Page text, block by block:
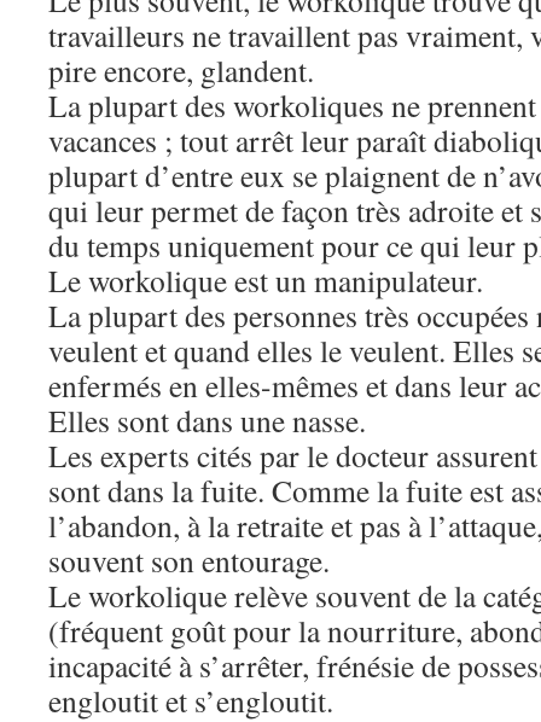
travailleurs ne travaillent pas vraiment,
pire encore, glandent.
La plupart des workoliques ne
vacances ; tout arrêt leur paraît
plupart d’entre eux se plaignent de
qui leur permet de façon très adroite et
du temps uniquement pour ce qui leur
Le workolique est un manipulateur.
La plupart des personnes très occupées
veulent et quand elles le veulent. Elles
enfermés en elles-mêmes et dans leur
Elles sont dans une nasse.
Les experts cités par le docteur
sont dans la fuite. Comme la fuite est
l’abandon, à la retraite et pas à
souvent son entourage.
Le workolique relève souvent de la
(fréquent goût pour la nourriture,
incapacité à s’arrêter, frénésie de
engloutit et s’engloutit.